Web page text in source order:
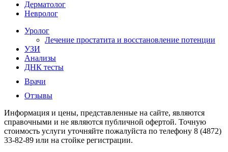
Дерматолог
Невролог
Уролог
Лечение простатита и восстановление потенции
УЗИ
Анализы
ДНК тесты
Врачи
Отзывы
Информация и цены, представленные на сайте, являются
справочными и не являются публичной офертой. Точную
стоимость услуги уточняйте пожалуйста по телефону 8 (4872)
33-82-89 или на стойке регистрации.